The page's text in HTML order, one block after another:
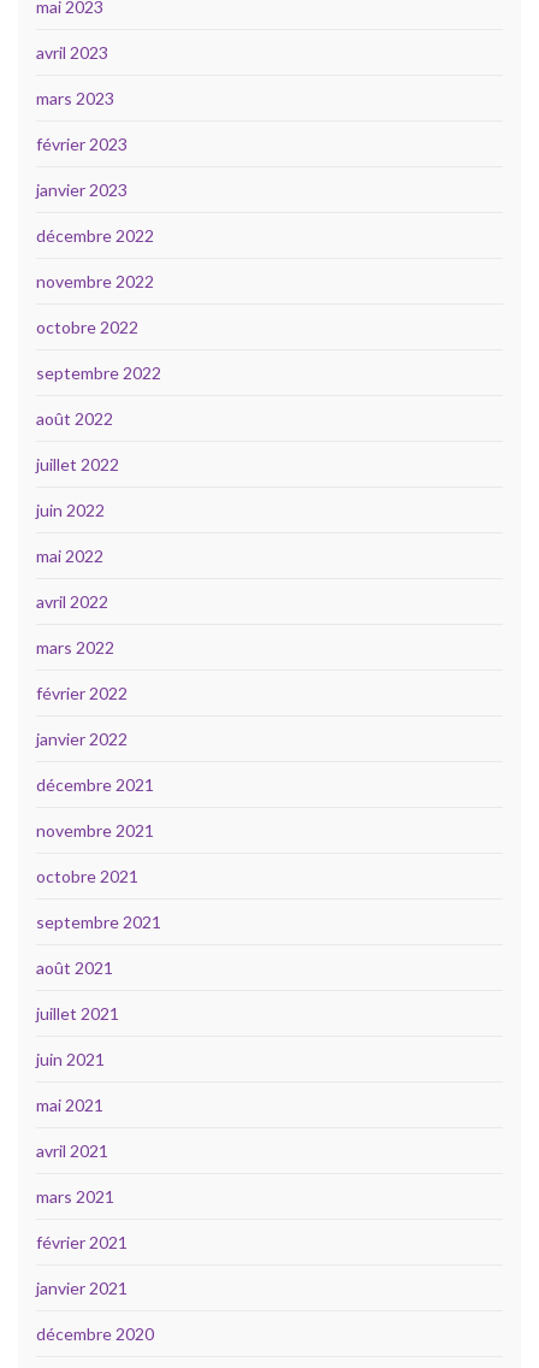
mai 2023
avril 2023
mars 2023
février 2023
janvier 2023
décembre 2022
novembre 2022
octobre 2022
septembre 2022
août 2022
juillet 2022
juin 2022
mai 2022
avril 2022
mars 2022
février 2022
janvier 2022
décembre 2021
novembre 2021
octobre 2021
septembre 2021
août 2021
juillet 2021
juin 2021
mai 2021
avril 2021
mars 2021
février 2021
janvier 2021
décembre 2020